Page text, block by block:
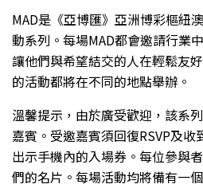
MAD是《亞博匯》亞洲博彩樞紐
動系列。每場MAD都會邀請行業
讓他們與希望結交的人在輕鬆友
的活動都將在不同的地點舉辦。
溫馨提示，由於廣受歡迎，該系
嘉賓。受邀嘉賓須回復RSVP及
出示手機內的入場券。每位參與
們的名片。每場活動均將備有一